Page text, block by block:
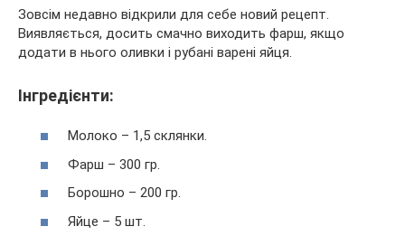
Зовсім недавно відкрили для себе новий рецепт.
Виявляється, досить смачно виходить фарш, якщо
додати в нього оливки і рубані варені яйця.
Інгредієнти:
Молоко – 1,5 склянки.
Фарш – 300 гр.
Борошно – 200 гр.
Яйце – 5 шт.